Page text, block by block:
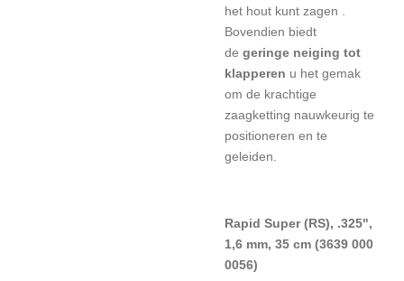
het hout kunt zagen .
Bovendien biedt
de geringe neiging tot
klapperen u het gemak
om de krachtige
zaagketting nauwkeurig te
positioneren en te
geleiden.
Rapid Super (RS), .325",
1,6 mm, 35 cm (3639 000
0056)